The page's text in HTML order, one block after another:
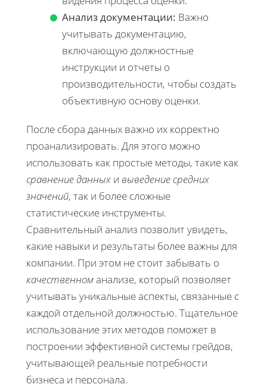
Анализ документации: Важно
учитывать документацию,
включающую должностные
инструкции и отчеты о
производительности, чтобы создать
объективную основу оценки.
После сбора данных важно их корректно
проанализировать. Для этого можно
использовать как простые методы, такие как
сравнение данных и выведение средних
значений, так и более сложные
статистические инструменты.
Сравнительный анализ позволит увидеть,
какие навыки и результаты более важны для
компании. При этом не стоит забывать о
качественноманализе, который позволяет
учитывать уникальные аспекты, связанные с
каждой отдельной должностью. Тщательное
использование этих методов поможет в
построении эффективной системы грейдов,
учитывающей реальные потребности
бизнеса и персонала.